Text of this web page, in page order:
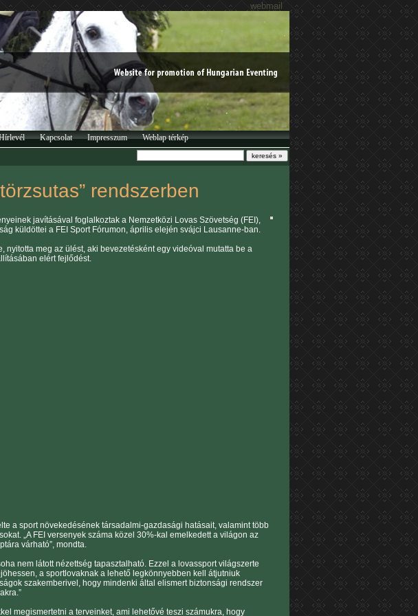
webmail
Kapcsolat Impresszum Weblap térkép
rendszerben
javításával foglalkoztak a Nemzetközi Lovas Szövetség (FEI),
küldöttei a FEI Sport Fórumon, április elején svájci Lausanne-ban.
meg az ülést, aki bevezetésként egy videóval mutatta be a
elért fejlődést.
a sport növekedésének társadalmi-gazdasági hatásait, valamint több
„A FEI versenyek száma közel 30%-kal emelkedett a világon az
várható”, mondta.
nem látott nézettség tapasztalható. Ezzel a lovassport világszerte
a sportlovaknak a lehető legkönnyebben kell átjutniuk
szakemberivel, hogy mindenki által elismert biztonsági rendszer
megismertetni a terveinket, ami lehetővé teszi számukra, hogy